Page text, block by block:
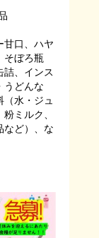
口、ハヤ
そぼろ瓶
詰、インス
うどんな
（水・ジュ
粉ミルク、
など）、な